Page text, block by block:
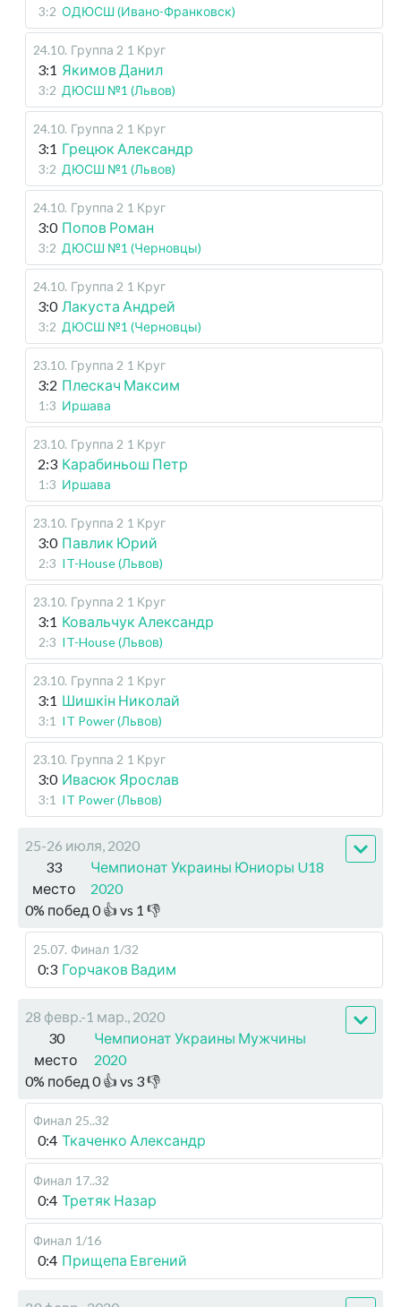
3:2 ОДЮСШ (Ивано-Франковск)
24.10. Группа 2 1 Круг
3:1 Якимов Данил
3:2 ДЮСШ №1 (Львов)
24.10. Группа 2 1 Круг
3:1 Грецюк Александр
3:2 ДЮСШ №1 (Львов)
24.10. Группа 2 1 Круг
3:0 Попов Роман
3:2 ДЮСШ №1 (Черновцы)
24.10. Группа 2 1 Круг
3:0 Лакуста Андрей
3:2 ДЮСШ №1 (Черновцы)
23.10. Группа 2 1 Круг
3:2 Плескач Максим
1:3 Иршава
23.10. Группа 2 1 Круг
2:3 Карабиньош Петр
1:3 Иршава
23.10. Группа 2 1 Круг
3:0 Павлик Юрий
2:3 IT-House (Львов)
23.10. Группа 2 1 Круг
3:1 Ковальчук Александр
2:3 IT-House (Львов)
23.10. Группа 2 1 Круг
3:1 Шишкін Николай
3:1 IT Power (Львов)
23.10. Группа 2 1 Круг
3:0 Ивасюк Ярослав
3:1 IT Power (Львов)
25-26 июля, 2020
33
место
Чемпионат Украины Юниоры U18
2020
0% побед 0👍 vs 1 👎
25.07. Финал 1/32
0:3 Горчаков Вадим
28 февр.-1 мар., 2020
30
место
Чемпионат Украины Мужчины
2020
0% побед 0👍 vs 3👎
Финал 25..32
0:4 Ткаченко Александр
Финал 17..32
0:4 Третяк Назар
Финал 1/16
0:4 Прищепа Евгений